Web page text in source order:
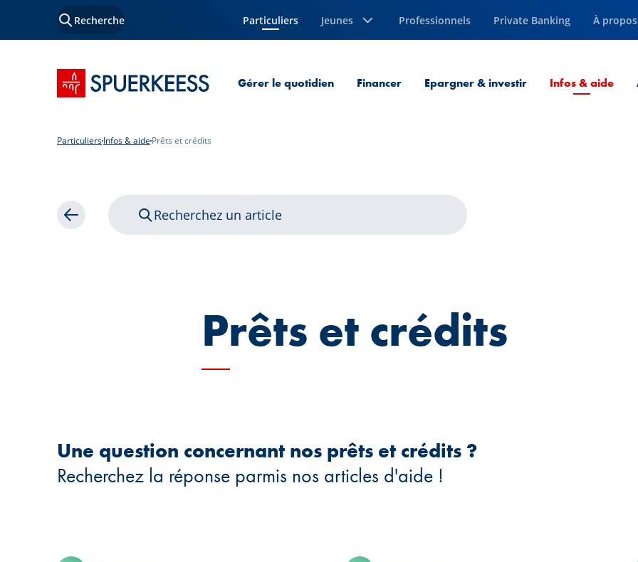
Recherche Particuliers
Page courante Jeunes Professionnels Private Banking À
Accueil SPUERKEESS Gérer le quotidien Financer Epargner & investir Infos & aide
ParticuliersInfos & aide Prêts et crédits
Retour Recherchez un article
Prêts et crédits
Une question concernant nos prêts et crédits ?
Recherchez la réponse parmis nos articles d'aide !